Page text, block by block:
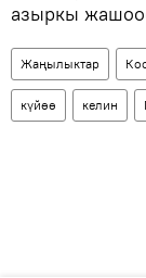
азыркы
Жаңылыктар
күйөө келин